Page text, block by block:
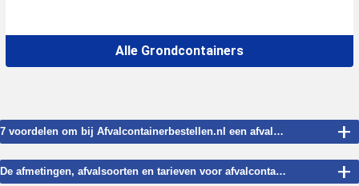
Alle Grondcontainers
7 voordelen om bij Afvalcontainerbestellen.nl een afvalcontainer te bestellen voor Hulsel. +
De afmetingen, afvalsoorten en tarieven voor afvalcontainer verhuur in Hulsel. +